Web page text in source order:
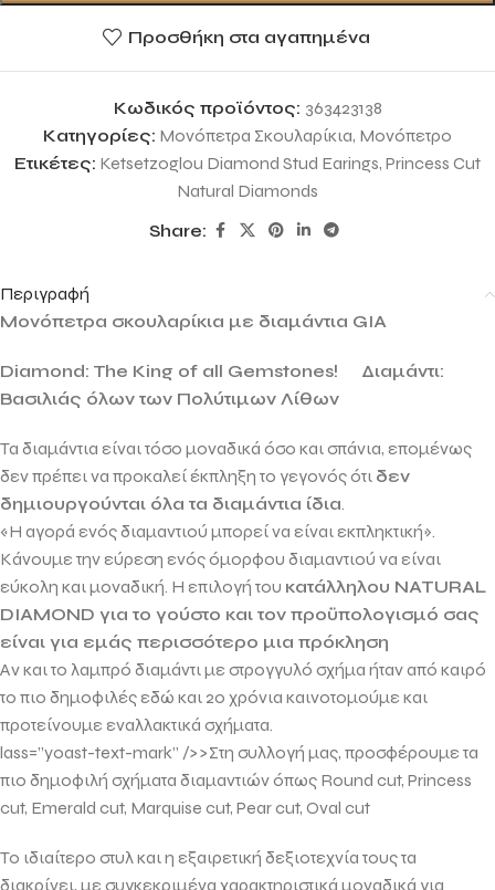
Προσθήκη στα αγαπημένα
Κωδικός προϊόντος: 363423138
Κατηγορίες: Μονόπετρα Σκουλαρίκια, Μονόπετρο
Ετικέτες: Ketsetzoglou Diamond Stud Earings, Princess Cut
Natural Diamonds
Share:
Περιγραφή
Μονόπετρα σκουλαρίκια με διαμάντια GIA
Diamond: The King of all Gemstones!
Διαμάντι:
Βασιλιάς όλων των Πολύτιμων Λίθων
Τα διαμάντια είναι τόσο μοναδικά όσο και σπάνια, επομένως
δεν πρέπει να προκαλεί έκπληξη το γεγονός ότι δεν
δημιουργούνται όλα τα διαμάντια ίδια.
«Η αγορά ενός διαμαντιού μπορεί να είναι εκπληκτική».
Κάνουμε την εύρεση ενός όμορφου διαμαντιού να είναι
εύκολη και μοναδική. Η επιλογή του κατάλληλου NATURAL
DIAMOND για το γούστο και τον προϋπολογισμό σας
είναι για εμάς περισσότερο μια πρόκληση
Αν και το λαμπρό διαμάντι με στρογγυλό σχήμα ήταν από καιρό
το πιο δημοφιλές εδώ και 20 χρόνια καινοτομούμε και
προτείνουμε εναλλακτικά σχήματα.
lass=”yoast-text-mark” />>Στη συλλογή μας, προσφέρουμε τα
πιο δημοφιλή σχήματα διαμαντιών όπως Round cut, Princess
cut, Emerald cut, Marquise cut, Pear cut, Oval cut
Το ιδιαίτερο στυλ και η εξαιρετική δεξιοτεχνία τους τα
διακρίνει, με συγκεκριμένα χαρακτηριστικά μοναδικά για